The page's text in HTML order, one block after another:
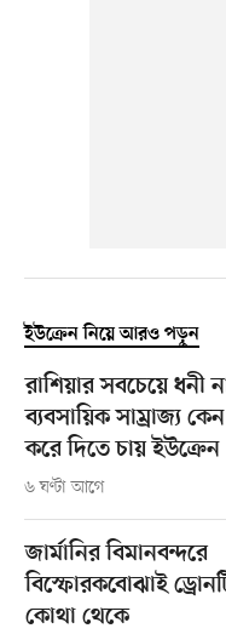
ইউক্রেন নিয়ে আরও পড়ুন
রাশিয়ার সবচেয়ে ধনী
ব্যবসায়িক সাম্রাজ্য
করে দিতে চায় ইউক্রেন
৬ ঘণ্টা আগে
জার্মানির বিমানবন্দরে
বিস্ফোরকবোঝাই
কোথা থেকে